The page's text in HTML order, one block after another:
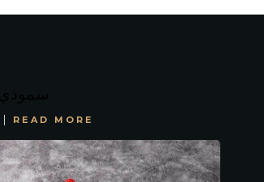
READ MORE